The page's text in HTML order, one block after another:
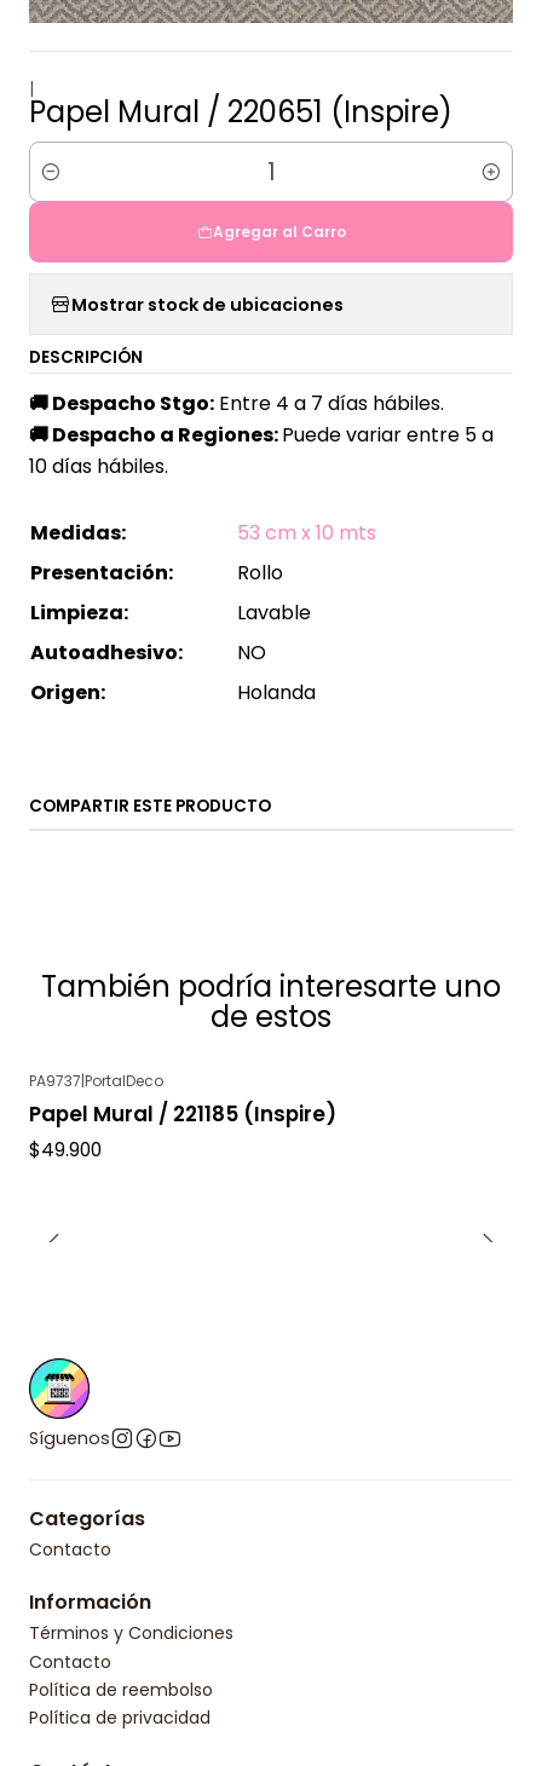
Papel Mural / 220651 (Inspire)
Cantidad
Agregar al Carro
Mostrar stock de ubicaciones
DESCRIPCIÓN
🚚Despacho Stgo: Entre 4 a 7 días hábiles.
🚚Despacho a Regiones:Puede variar entre 5 a
10 días hábiles.
Medidas:
53 cm x 10 mts
Presentación:
Rollo
Limpieza:
Lavable
Autoadhesivo:
NO
Origen:
Holanda
COMPARTIR ESTE PRODUCTO
También podría interesarte uno
de estos
PA9737|PortalDeco
Papel Mural / 221185 (Inspire)
$49.900
Síguenos
Categorías
Contacto
Información
Términos y Condiciones
Contacto
Política de reembolso
Política de privacidad